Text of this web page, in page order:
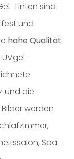
Tinten sind
und
hohe Qualität
UVgel-
und die
werden
Spa